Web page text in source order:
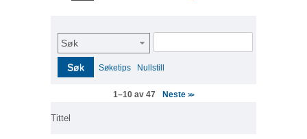
Søk
Søk Søketips Nullstill
1–10 av 47 Neste>>
Tittel